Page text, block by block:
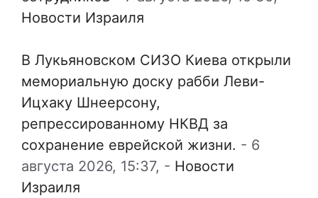
Новости Израиля
В Лукьяновском СИЗО Киева открыли
мемориальную доску рабби Леви-
Ицхаку Шнеерсону,
репрессированному НКВД за
сохранение еврейской жизни. - 6
августа 2026, 15:37, - Новости
Израиля